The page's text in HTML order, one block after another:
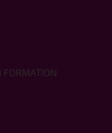
FORMATION